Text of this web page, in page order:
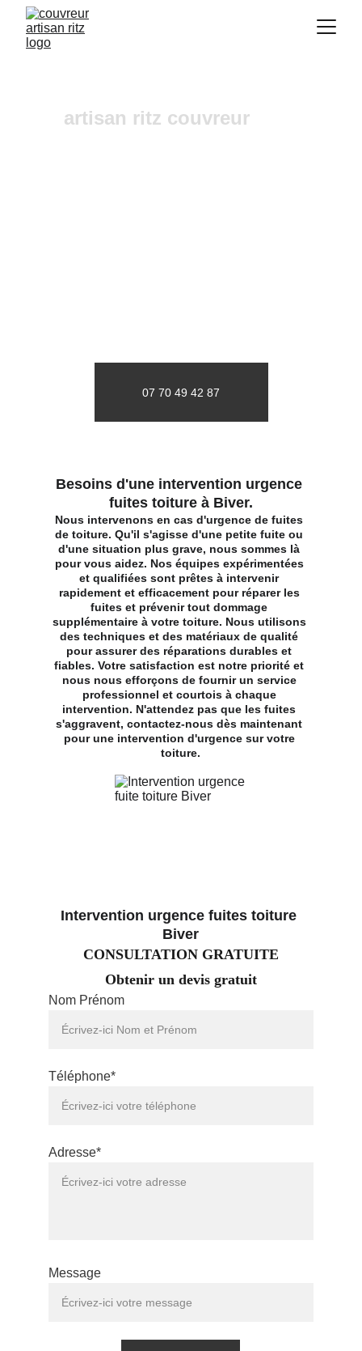
artisan ritz couvreur
07 70 49 42 87
CONSULTATION GRATUITE
Obtenir un devis gratuit
Nom Prénom
Téléphone*
Adresse*
Message
Besoins d'une intervention urgence
fuites toiture à Biver.
Nous intervenons en cas d'urgence de fuites
de toiture. Qu'il s'agisse d'une petite fuite ou
d'une situation plus grave, nous sommes là
pour vous aidez. Nos équipes expérimentées
et qualifiées sont prêtes à intervenir
rapidement et efficacement pour réparer les
fuites et prévenir tout dommage
supplémentaire à votre toiture. Nous utilisons
des techniques et des matériaux de qualité
pour assurer des réparations durables et
fiables. Votre satisfaction est notre priorité et
nous nous efforçons de fournir un service
professionnel et courtois à chaque
intervention. N'attendez pas que les fuites
s'aggravent, contactez-nous dès maintenant
pour une intervention d'urgence sur votre
toiture.
Intervention urgence fuites toiture
Biver